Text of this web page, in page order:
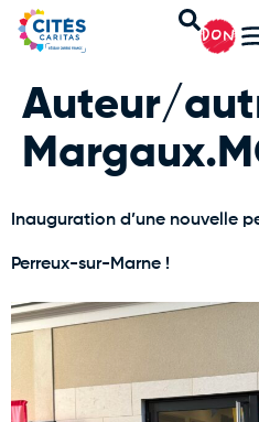
DON
Auteur/
Inauguration d’une nouvelle
Perreux-sur-Marne !